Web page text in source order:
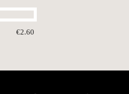
€2.60